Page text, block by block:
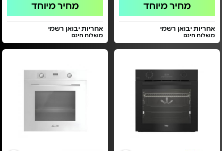
מחיר מיוחד
אחריות יבואן רשמי
משלוח חינם
מחיר מיוחד
אחריות יבואן רשמי
משלוח חינם